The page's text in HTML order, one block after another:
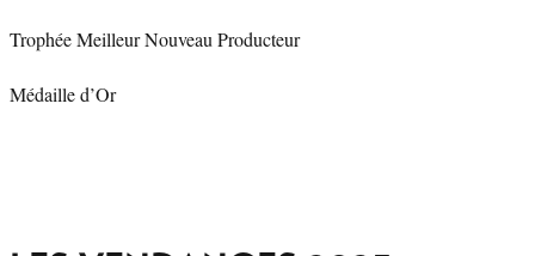
Trophée Meilleur Nouveau Producteur
Médaille d’Or